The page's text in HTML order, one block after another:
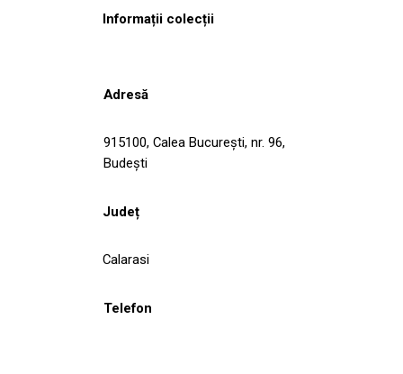
Informații colecții
Adresă
915100, Calea Bucureşti, nr. 96,
Budeşti
Județ
Calarasi
Telefon